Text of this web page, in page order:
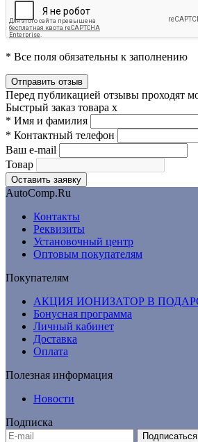
* Все поля обязательны к заполнению
Перед публикацией отзывы проходят
Быстрый заказ товара x
* Имя и фамилия
* Контактный телефон
Ваш e-mail
Товар
AutoComp.Ru
Контакты
Реквизиты
Установочный центр
Оптовым покупателям
Покупателям
АКЦИЯ ИОНИЗАТОР В
Бонусная программа
Личный кабинет
Доставка
Оплата
Полезная информация
Новости
Подписка
Подписаться